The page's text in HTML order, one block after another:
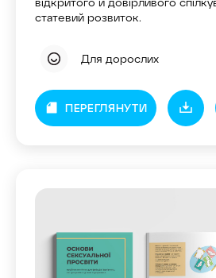
статевий розвиток.
Для дорослих
ПЕРЕГЛЯНУТИ